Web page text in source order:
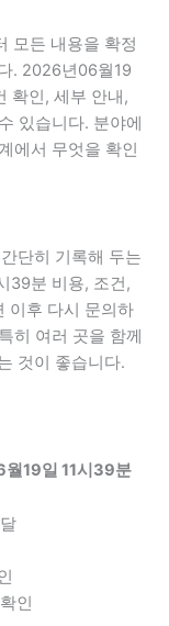
모든 내용을 확정
. 2026년06월19
확인, 세부 안내,
있습니다. 분야에
에서 무엇을 확인
단히 기록해 두는
39분 비용, 조건,
이후 다시 문의하
히 여러 곳을 함께
것이 좋습니다.
19일 11시39분
인